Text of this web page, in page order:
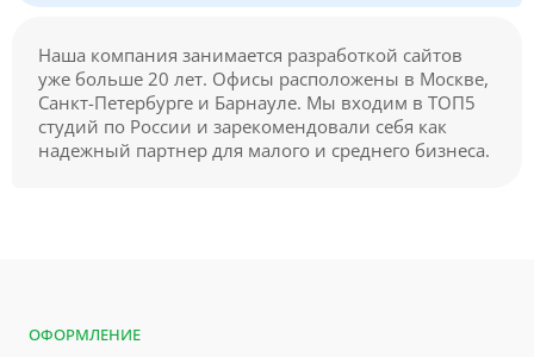
Наша компания занимается разработкой сайтов
уже больше 20 лет. Офисы расположены в Москве,
Санкт-Петербурге и Барнауле. Мы входим в ТОП5
студий по России и зарекомендовали себя как
надежный партнер для малого и среднего бизнеса.
ОФОРМЛЕНИЕ